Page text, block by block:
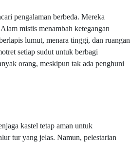
pengalaman berbeda. Mereka
mistis menambah ketegangan
lumut, menara tinggi, dan ruangan
setiap sudut untuk berbagi
orang, meskipun tak ada penghuni
kastel tetap aman untuk
tur yang jelas. Namun, pelestarian